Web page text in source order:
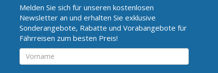
Melden Sie sich für unseren kostenlosen
Newsletter an und erhalten Sie exklusive
Sonderangebote, Rabatte und Vorabangebote für
Fährreisen zum besten Preis!